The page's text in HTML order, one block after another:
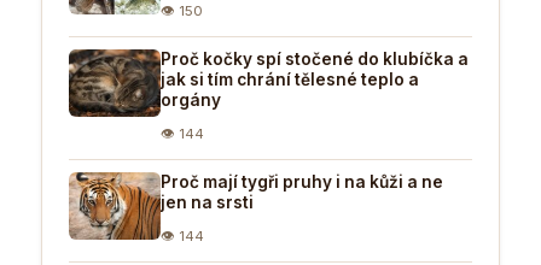
👁 150
Proč kočky spí stočené do klubíčka a
jak si tím chrání tělesné teplo a
orgány
👁 144
Proč mají tygři pruhy i na kůži a ne
jen na srsti
👁 144